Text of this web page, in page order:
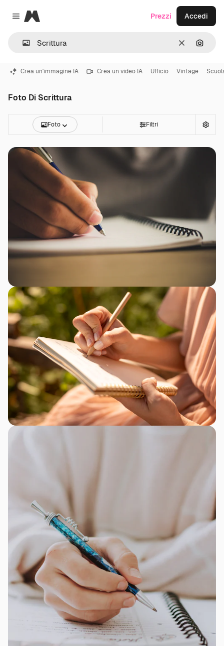
Close menu
Magnific
CancellaCerca
Prezzi Accedi
Crea un'immagine IA Crea un video IA Ufficio Vintage
Foto Di Scrittura
Foto Filtri